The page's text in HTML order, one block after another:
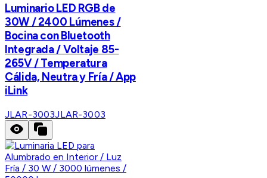
Luminario LED RGB de
30W / 2400 Lúmenes /
Bocina con Bluetooth
Integrada / Voltaje 85-
265V / Temperatura
Cálida, Neutra y Fría / App
iLink
JLAR-3003JLAR-3003